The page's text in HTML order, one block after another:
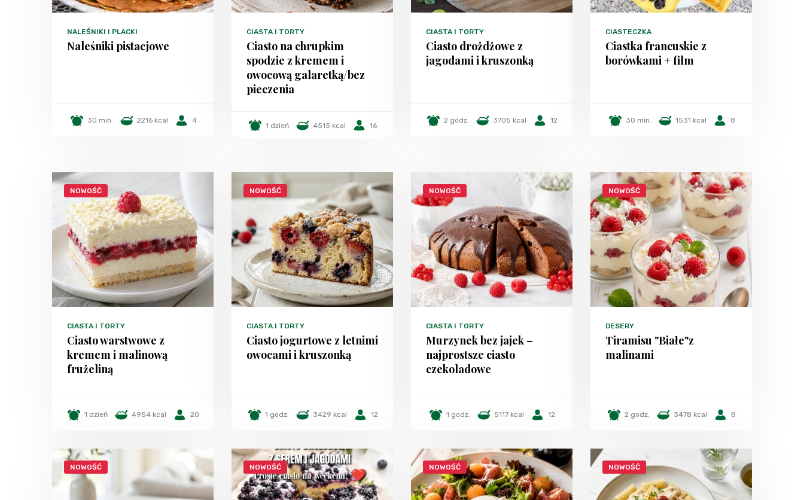
NALEŚNIKI I PLACKI
Naleśniki pistacjowe
30 min. 2216 kcal 4
CIASTA I TORTY
Ciasto na chrupkim
spodzie z kremem i
owocową galaretką/bez
pieczenia
1 dzień 4515 kcal 16
CIASTA I TORTY
Ciasto drożdżowe z
jagodami i kruszonką
2 godz. 3705 kcal 12
CIASTECZKA
Ciastka francuskie z
borówkami + film
30 min. 1531 kcal 8
NOWOŚĆ
CIASTA I TORTY
Ciasto warstwowe z
kremem i malinową
frużeliną
1 dzień 4954 kcal 20
NOWOŚĆ
CIASTA I TORTY
Ciasto jogurtowe z letnimi
owocami i kruszonką
1 godz. 3429 kcal 12
NOWOŚĆ
CIASTA I TORTY
Murzynek bez jajek –
najprostsze ciasto
czekoladowe
1 godz. 5117 kcal 12
NOWOŚĆ
DESERY
Tiramisu "Białe"z
malinami
2 godz. 3478 kcal 8
NOWOŚĆ NOWOŚĆ NOWOŚĆ NOWOŚĆ